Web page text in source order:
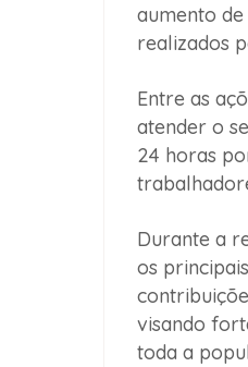
aumento
realizados
Entre as
atender o
24 horas
Durante a
os
visando
toda a